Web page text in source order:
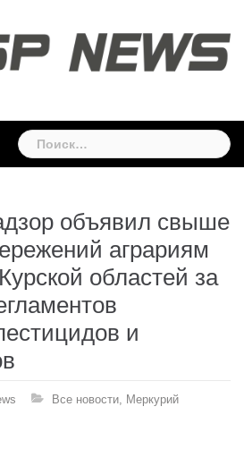
Найти:
объявил свыше
аграриям
областей за
и
Все новости, Меркурий